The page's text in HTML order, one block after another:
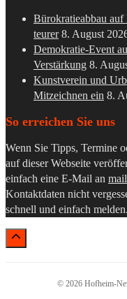
Bürokratieabbau
teurer 8. August
Demokratie-Event
Verstärkung 8.
Kunstverein und
Mitzeichnen ein 8.
So erreichen Sie uns
Wenn Sie Tipps, Termine
auf dieser Webseite
einfach eine E-Mail an
Kontaktdaten nicht
schnell und einfach melden.
© 2026 Hofheim-